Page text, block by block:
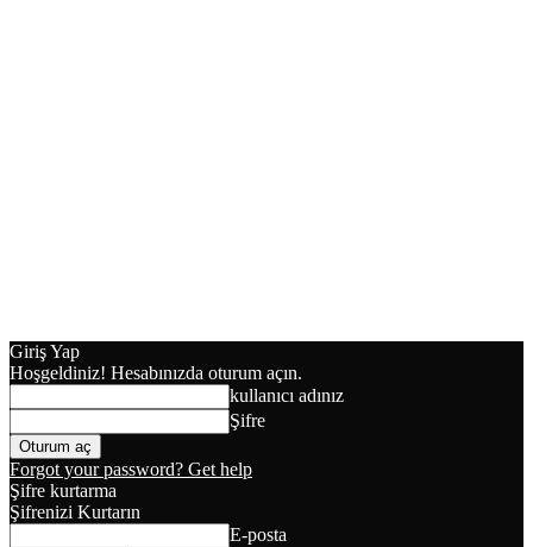
Giriş Yap
Hoşgeldiniz! Hesabınızda oturum açın.
kullanıcı adınız
Şifre
Forgot your password? Get help
Şifre kurtarma
Şifrenizi Kurtarın
E-posta